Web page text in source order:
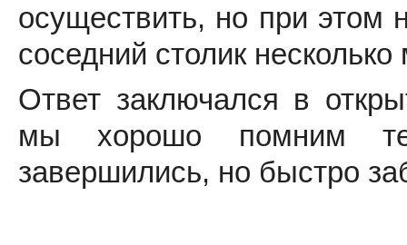
осуществить, но при этом
соседний столик
Ответ заключался в
мы хорошо помним
завершились, но быстро